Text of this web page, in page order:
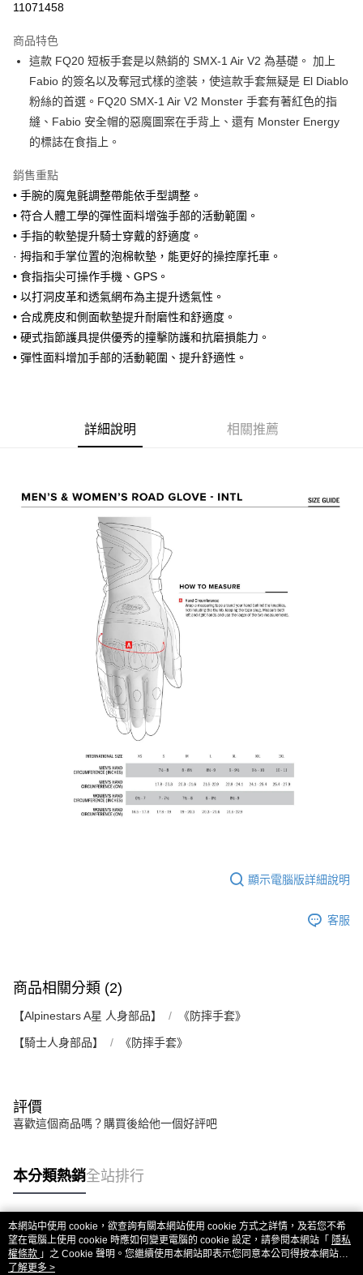
上海商業儲蓄銀行
臺灣中小企業銀行
匯豐（台灣）商業銀行
華泰商業銀行
聯邦商業銀行
遠東國際商業銀行
元大商業銀行
永豐商業銀行
玉山商業銀行
星展（台灣）商業銀行
台灣樂天信用卡公司
LINE Pay
Apple Pay
街口支付
悠遊付
Google Pay
大哥付你分期
相關說明
【大哥付你分期使用說明】
2.付款方式選擇「大哥付你分期」，訂單成立後會自動跳轉到大哥付的交易
流程，驗證手機門號後，選擇欲分期的期數、繳款截止日，確認付款後即完
成交易。
3.實際核准額度、可分期數及費用金額請依後續交易確認頁面所載為準。
4.訂單成立30分鐘內，如未前往確認交易或遇審核未通過，訂單將自動取
消。如遇「轉專審核」未通過狀況，表示未達大哥付你分期系統評分，恕無
法說明評估內容。
【繳款方式說明】
帳／街口支付／iPASS MONEY」等通路繳費。
買賣價金債權讓與本公司後，依約使用本公司帳單繳交帳款。
2.基於同意付款使用「大哥付你分期」之契約關係目的，商店將以您的個人
資料（包含姓名、電話或地址）提供予台灣大哥大進項蒐集、處理及利用，
由本公司與您本人進行分期帳單所需資料之確認、核對及更正。
3.完整用戶服務條款，請詳閱以下連結：
AFTEE先享後付
相關說明
【關於「AFTEE先享後付」】
AFTEE先享後付是「在收到商品之後才付款」的支付方式。 讓您購物簡單
便利好安心！
２．便利：只要手機號碼，簡訊認證，即可結帳。
３．安心：先確認商品／服務後，再付款。
２．訂單成立數日內，您將收到繳費通知簡訊。
３．收到繳費通知簡訊後14天內，點擊此簡訊中的連結，可透過四大超商／
後付繳納相關費用。
※ 交易是否成功請以「AFTEE先享後付 」之結帳頁面顯示為準，若有關於
是否繳費成功／繳費後需取消欲退款等相關疑問，請聯繫「AFTEE先享後付
https://netprotections.freshdesk.com/support/home
１．透過由恩沛科技股份有限公司提供之「AFTEE先享後付」服務完成之交
易，需依本服務之必要範圍內提供個人資料，並將交易相關給付款項請求債
權轉讓予恩沛科技股份有限公司。
２．關於個人資料處理事宜，請瀏覽以下網址：
https://aftee.tw/terms/#terms3
３．未成年的使用者請事先徵得法定代理人或監護人之同意方可使用
「AFTEE先享後付」，若未經同意申辦者引起之損失，本公司不負相關責
４．使用「AFTEE先享後付」時，將依據個別帳號之用戶狀況，依本公司即
時審查核予不同之上限額度；若仍有額度不足之情形，本公司將視審查結果
請求用戶進行身份認證。
恩沛科技股份有限公司將有權停止該用戶之使用額度並採取法律行動。
ATM付款
運送方式
全家取貨付款
每筆NT$80，滿NT$1,999(含以上)免運費
每筆NT$80，滿NT$1,999(含以上)免運費
每筆NT$80，滿NT$1,999(含以上)免運費
11071458
商品特色
這款 FQ20 短板手套是以熱銷的 SMX-1 Air V2 為基礎。 加上
Fabio 的簽名以及奪冠式樣的塗裝，使這款手套無疑是 El Diablo
粉絲的首選。FQ20 SMX-1 Air V2 Monster 手套有著紅色的指
縫、Fabio 安全帽的惡魔圖案在手背上、還有 Monster Energy
的標誌在食指上。
銷售重點
• 手腕的魔鬼氈調整帶能依手型調整。
• 符合人體工學的彈性面料增強手部的活動範圍。
• 手指的軟墊提升騎士穿戴的舒適度。
· 拇指和手掌位置的泡棉軟墊，能更好的操控摩托車。
• 食指指尖可操作手機、GPS。
• 以打洞皮革和透氣網布為主提升透氣性。
• 合成麂皮和側面軟墊提升耐磨性和舒適度。
• 硬式指節護具提供優秀的撞擊防護和抗磨損能力。
• 彈性面料增加手部的活動範圍、提升舒適性。
詳細說明 相關推薦
顯示電腦版詳細說明
客服
商品相關分類 (2)
【Alpinestars A星 人身部品】 《防摔手套》
【騎士人身部品】 《防摔手套》
評價
喜歡這個商品嗎？購買後給他一個好評吧
本分類熱銷全站排行
熱門標籤
本網站中使用 cookie，欲查詢有關本網站使用 cookie 方式之詳情，及若您不希
望在電腦上使用 cookie 時應如何變更電腦的 cookie 設定，請參閱本網站「 隱私
權條款 」之 Cookie 聲明。您繼續使用本網站即表示您同意本公司得按本網站使
用條款之 Cookie 聲明使用 cookie。
了解更多 >